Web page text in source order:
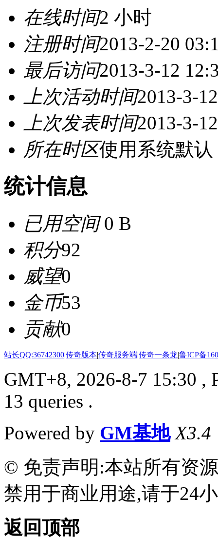
在线时间2 小时
注册时间2013-2-20
最后访问2013-3-12
上次活动时间2013-3-
上次发表时间2013-3-
所在时区使用系统默认
统计信息
已用空间0 B
积分92
威望0
金币53
贡献0
站长QQ:36742300|传奇版本|传奇服务端|传奇一条龙|鲁ICP备
GMT+8, 2026-8-7 15:30 ,
13 queries .
Powered by GM基地 X3.4
© 免责声明:本站所有资
禁用于商业用途,请于24
返回顶部